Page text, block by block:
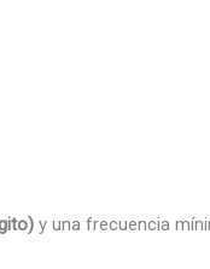
y una frecuencia